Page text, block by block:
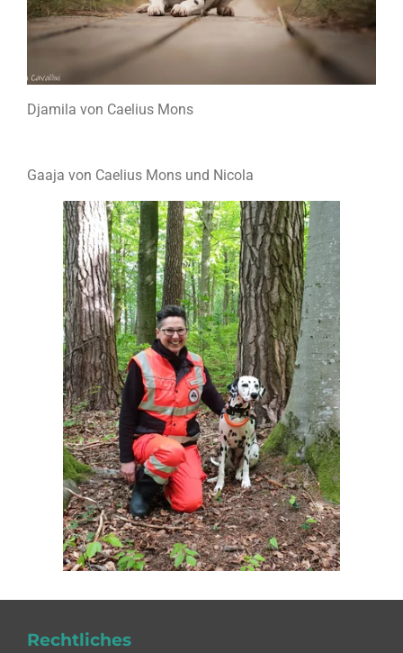
Djamila von Caelius Mons
Gaaja von Caelius Mons und Nicola
Rechtliches